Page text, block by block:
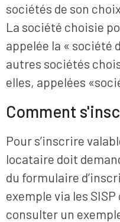
sociétés de son
La société choisie
appelée la « société
autres sociétés
elles, appelées
Comment
Pour s’inscrire
locataire doit
du formulaire
exemple via les SISP
consulter un